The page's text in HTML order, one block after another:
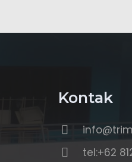
Kontak
tel:+62